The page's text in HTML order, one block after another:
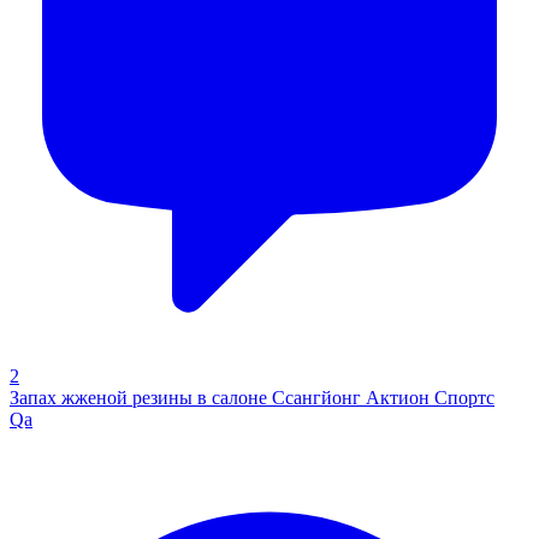
2
Запах жженой резины в салоне Ссангйонг Актион Спортс
Qa